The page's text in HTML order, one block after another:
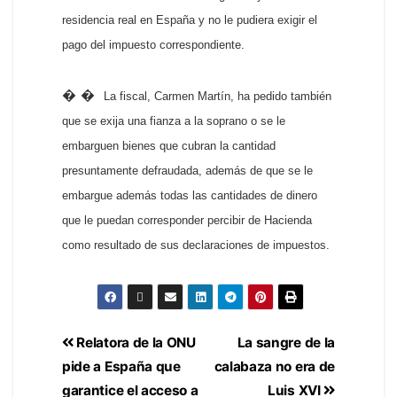
residencia real en España y no le pudiera exigir el
pago del impuesto correspondiente.
� �
La fiscal, Carmen Martín, ha pedido también
que se exija una fianza a la soprano o se le
embarguen bienes que cubran la cantidad
presuntamente defraudada, además de que se le
embargue además todas las cantidades de dinero
que le puedan corresponder percibir de Hacienda
como resultado de sus declaraciones de impuestos.
La sangre de la
calabaza no era de
Luis XVI
Relatora de la ONU
pide a España que
garantice el acceso a